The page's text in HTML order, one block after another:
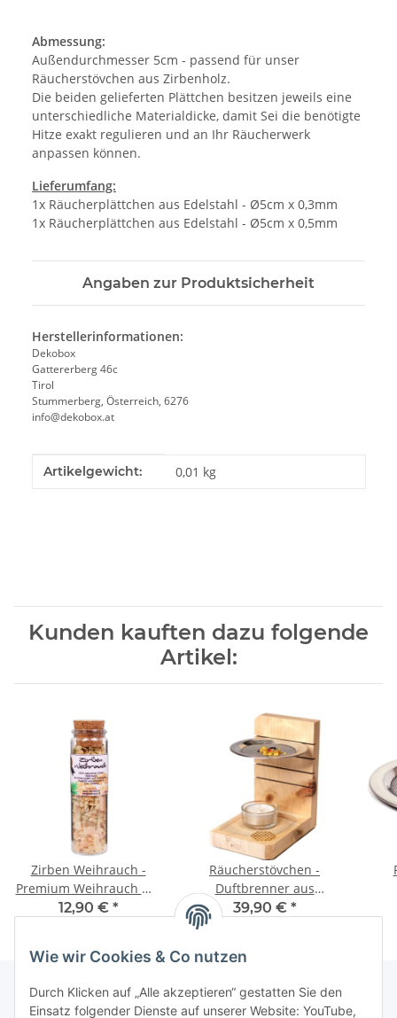
Wie wir Cookies & Co nutzen
Durch Klicken auf „Alle akzeptieren“ gestatten Sie den
Einsatz folgender Dienste auf unserer Website: YouTube,
Abmessung:
Außendurchmesser 5cm - passend für unser
Räucherstövchen aus Zirbenholz.
Die beiden gelieferten Plättchen besitzen jeweils eine
unterschiedliche Materialdicke, damit Sei die benötigte
Hitze exakt regulieren und an Ihr Räucherwerk
anpassen können.
Lieferumfang:
1x Räucherplättchen aus Edelstahl - Ø5cm x 0,3mm
1x Räucherplättchen aus Edelstahl - Ø5cm x 0,5mm
Angaben zur Produktsicherheit
Herstellerinformationen:
Dekobox
Gattererberg 46c
Tirol
Stummerberg, Österreich, 6276
info@dekobox.at
Produkteigenschaft
Wert
Artikelgewicht: 0,01 kg
Kunden kauften dazu folgende
Artikel:
Zirben Weihrauch -
Premium Weihrauch mit
Zirbennadeln und
12,90 € *
Räucherstövchen -
Duftbrenner aus
Zirbenholz -
39,90 € *